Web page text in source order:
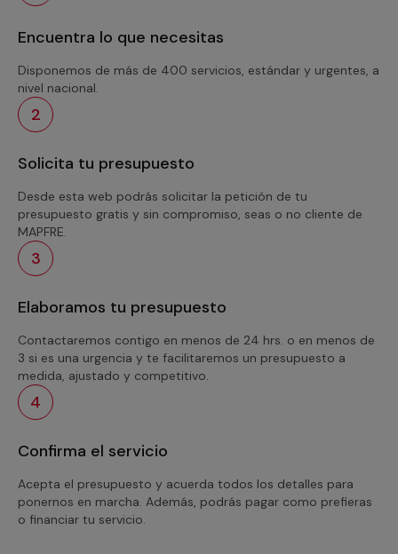
Encuentra lo que necesitas
Disponemos de más de 400 servicios, estándar y urgentes, a
nivel nacional.
2
Solicita tu presupuesto
Desde esta web podrás solicitar la petición de tu
presupuesto gratis y sin compromiso, seas o no cliente de
MAPFRE.
3
Elaboramos tu presupuesto
Contactaremos contigo en menos de 24 hrs. o en menos de
3 si es una urgencia y te facilitaremos un presupuesto a
medida, ajustado y competitivo.
4
Confirma el servicio
Acepta el presupuesto y acuerda todos los detalles para
ponernos en marcha. Además, podrás pagar como prefieras
o financiar tu servicio.